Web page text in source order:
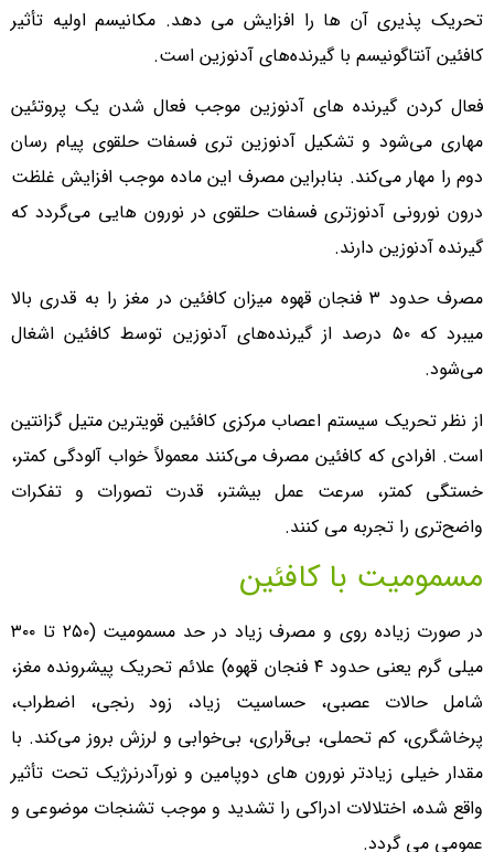
تحریک پذیری آن ها را افزایش می دهد. مکانیسم اولیه تأثیر
کافئین آنتاگونیسم با گیرنده‌های آدنوزین است.
فعال کردن گیرنده های آدنوزین موجب فعال شدن یک پروتئین
مهاری می‌شود و تشکیل آدنوزین تری فسفات حلقوی پیام رسان
دوم را مهار می‌کند. بنابراین مصرف این ماده موجب افزایش غلظت
درون نورونی آدنوزتری فسفات حلقوی در نورون هایی می‌گردد که
گیرنده آدنوزین دارند.
مصرف حدود ۳ فنجان قهوه میزان کافئین در مغز را به قدری بالا
میبرد که ۵۰ درصد از گیرنده‌های آدنوزین توسط کافئین اشغال
می‌شود.
از نظر تحریک سیستم اعصاب مرکزی کافئین قویترین متیل گزانتین
است. افرادی که کافئین مصرف می‌کنند معمولاً خواب آلودگی کمتر،
خستگی کمتر، سرعت عمل بیشتر، قدرت تصورات و تفکرات
واضح‌تری را تجربه می کنند.
مسمومیت با کافئین
در صورت زیاده روی و مصرف زیاد در حد مسمومیت (۲۵۰ تا ۳۰۰
میلی گرم یعنی حدود ۴ فنجان قهوه) علائم تحریک پیشرونده مغز،
شامل حالات عصبی، حساسیت زیاد، زود رنجی، اضطراب،
پرخاشگری، کم تحملی، بی‌قراری، بی‌خوابی و لرزش بروز می‌کند. با
مقدار خیلی زیادتر نورون های دوپامین و نورآدرنرژیک تحت تأثیر
واقع شده، اختلالات ادراکی را تشدید و موجب تشنجات موضوعی و
عمومی می گردد.